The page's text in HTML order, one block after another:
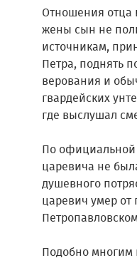
Отношения отца
жены сын не
источникам,
Петра, поднять
верования и
гвардейских
где выслушал
По официальной
царевича не
душевного
царевич умер от
Подобно многим